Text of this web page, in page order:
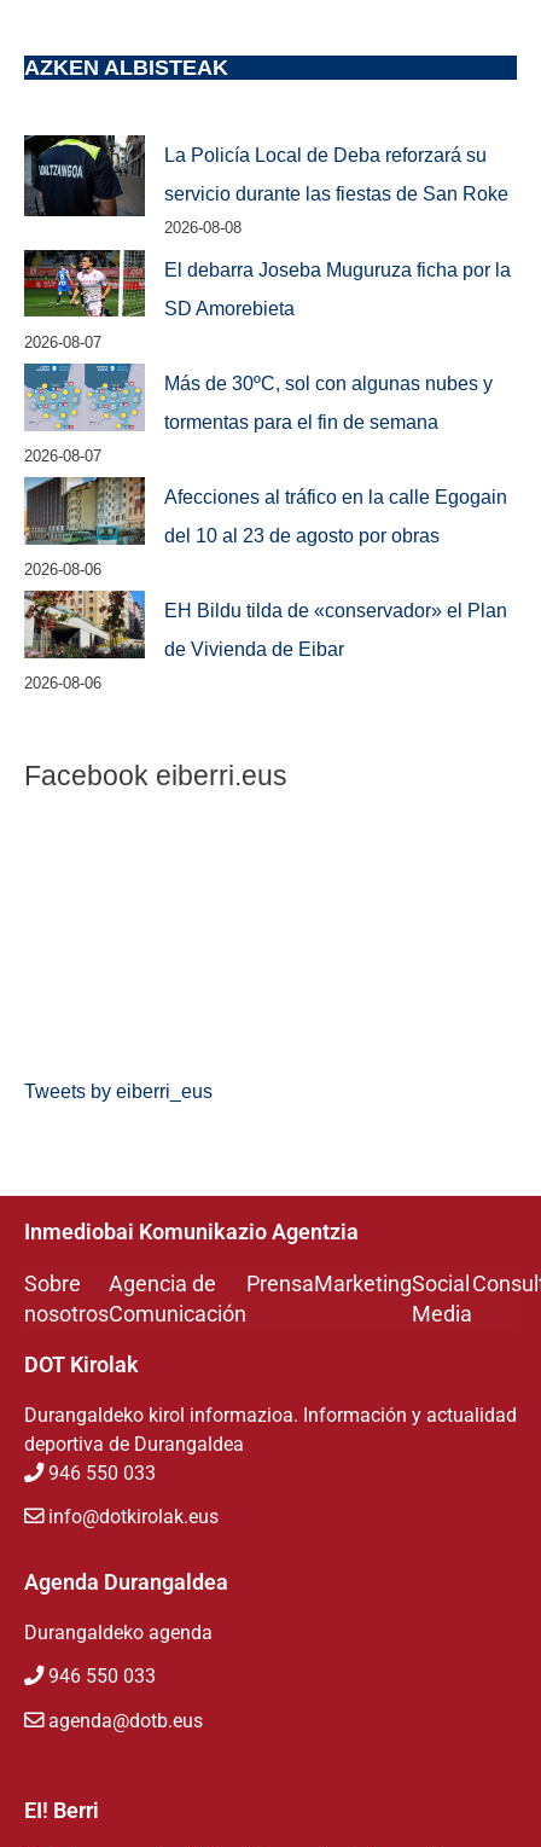
AZKEN ALBISTEAK
La Policía Local de Deba reforzará su
servicio durante las fiestas de San Roke
2026-08-08
El debarra Joseba Muguruza ficha por la
SD Amorebieta
2026-08-07
Más de 30ºC, sol con algunas nubes y
tormentas para el fin de semana
2026-08-07
Afecciones al tráfico en la calle Egogain
del 10 al 23 de agosto por obras
2026-08-06
EH Bildu tilda de «conservador» el Plan
de Vivienda de Eibar
2026-08-06
Facebook eiberri.eus
Tweets by eiberri_eus
Inmediobai Komunikazio Agentzia
Sobre
nosotros
Agencia de
Comunicación
PrensaMarketingSocial
Media
DOT Kirolak
Durangaldeko kirol informazioa. Información y actualidad
deportiva de Durangaldea
946 550 033
info@dotkirolak.eus
Agenda Durangaldea
Durangaldeko agenda
946 550 033
agenda@dotb.eus
EI! Berri